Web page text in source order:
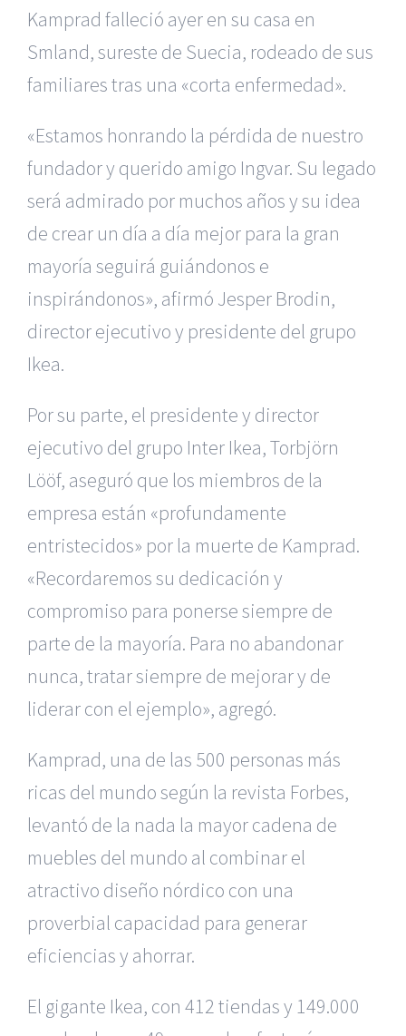
Kamprad falleció ayer en su casa en
Smland, sureste de Suecia, rodeado de sus
familiares tras una «corta enfermedad».
«Estamos honrando la pérdida de nuestro
fundador y querido amigo Ingvar. Su legado
será admirado por muchos años y su idea
de crear un día a día mejor para la gran
mayoría seguirá guiándonos e
inspirándonos», afirmó Jesper Brodin,
director ejecutivo y presidente del grupo
Ikea.
Por su parte, el presidente y director
ejecutivo del grupo Inter Ikea, Torbjörn
Lööf, aseguró que los miembros de la
empresa están «profundamente
entristecidos» por la muerte de Kamprad.
«Recordaremos su dedicación y
compromiso para ponerse siempre de
parte de la mayoría. Para no abandonar
nunca, tratar siempre de mejorar y de
liderar con el ejemplo», agregó.
Kamprad, una de las 500 personas más
ricas del mundo según la revista Forbes,
levantó de la nada la mayor cadena de
muebles del mundo al combinar el
atractivo diseño nórdico con una
proverbial capacidad para generar
eficiencias y ahorrar.
El gigante Ikea, con 412 tiendas y 149.000